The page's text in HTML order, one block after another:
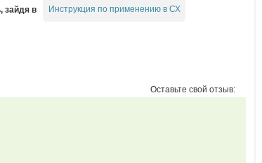
зайдя в Инструкция по применению в СХ
Оставьте свой отзыв: